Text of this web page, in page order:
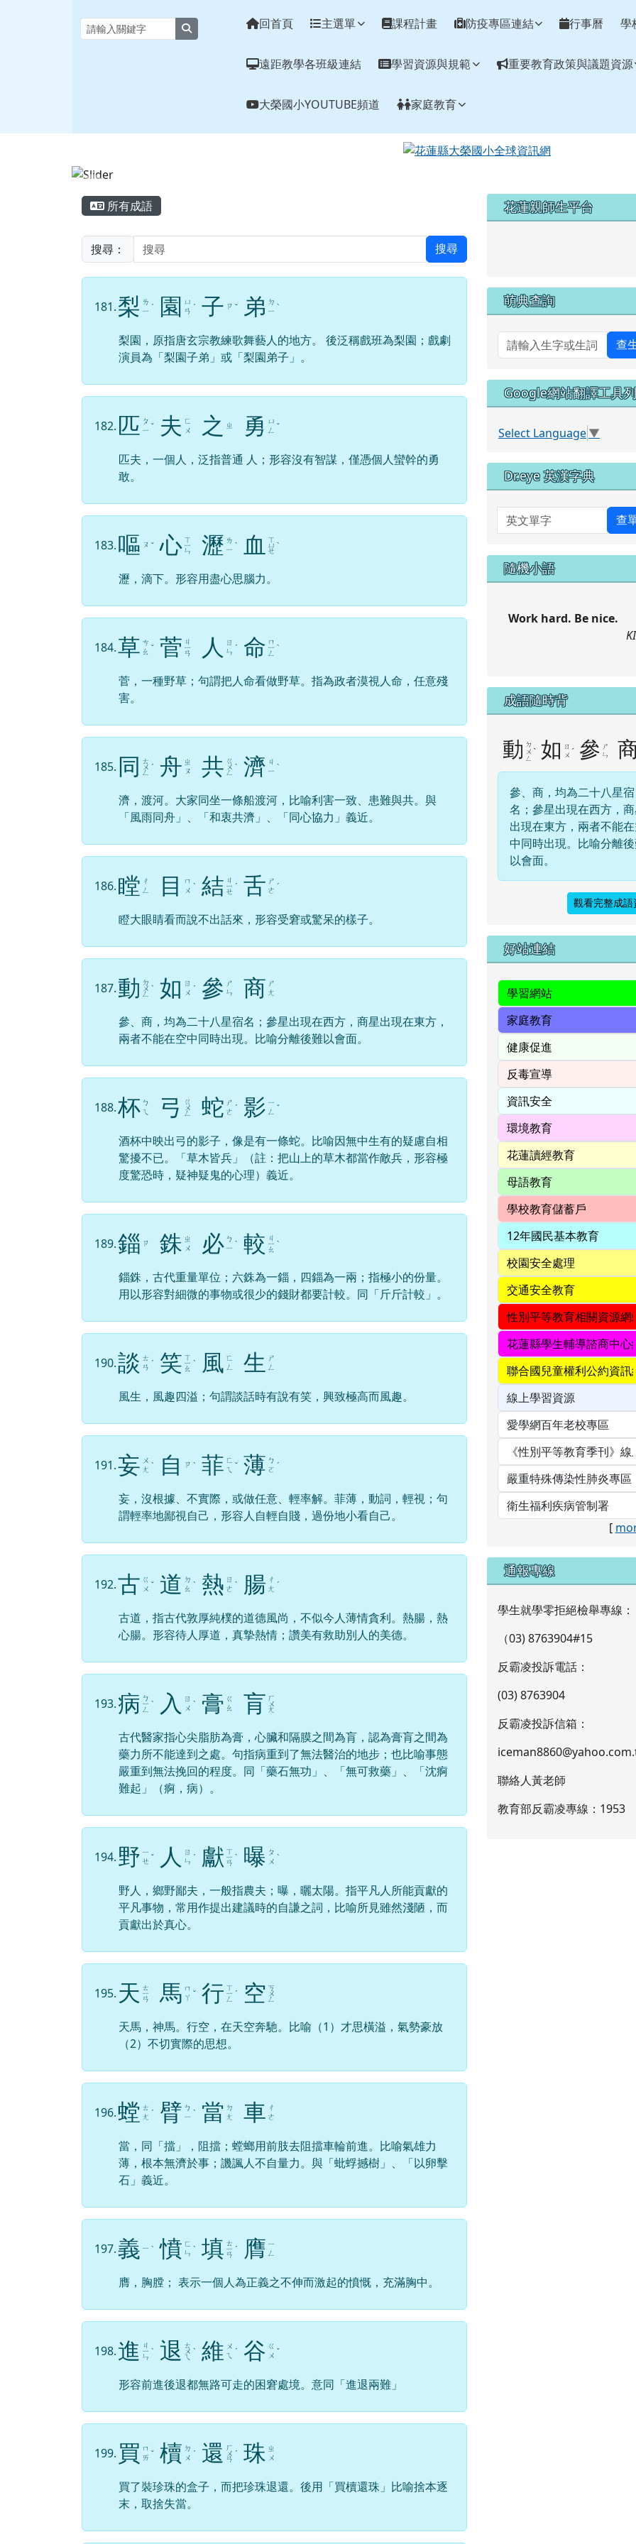
花蓮縣大榮國小全球資訊網
回首頁 主選單 課程計畫 防疫專區連結 行事曆 學
遠距教學各班級連結 學習資源與規範 重要教育政策與議題資源
大榮國小YOUTUBE頻道 家庭教育
主內容區域
所有成語
搜尋： 搜尋
181.梨 ㄌ
ㄧ ˊ 園
ㄩ
ㄢ ˊ 子 ㄗ ˇ 弟 ㄉ
ㄧ ˋ
梨園，原指唐玄宗教練歌舞藝人的地方。 後泛稱戲班為梨園；戲劇
演員為「梨園子弟」或「梨園弟子」。
182. 匹 ㄆ
ㄧ ˇ 夫 ㄈ
ㄨ
之 ㄓ 勇 ㄩ
ㄥ ˇ
匹夫，一個人，泛指普通 人；形容沒有智謀，僅憑個人蠻幹的勇
敢。
183.嘔 ㄡ ˇ 心 ㄒ
ㄧ
ㄣ 瀝 ㄌ
ㄧ ˋ 血 ㄒ
ㄩ
ㄝ
ˋ
瀝，滴下。形容用盡心思腦力。
184.草 ㄘ
ㄠ ˇ 菅 ㄐ
ㄧ
ㄢ 人
ㄖ
ㄣ ˊ 命 ㄇ
ㄧ
ㄥ
ˋ
菅，一種野草；句謂把人命看做野草。指為政者漠視人命，任意殘
害。
185. 同 ㄊ
ㄨ
ㄥ
ˊ 舟 ㄓ
ㄡ
共 ㄍ
ㄨ
ㄥ
ˋ 濟 ㄐ
ㄧ ˋ
濟，渡河。大家同坐一條船渡河，比喻利害一致、患難與共。與
「風雨同舟」、「和衷共濟」、「同心協力」義近。
186.瞠 ㄔ
ㄥ
目
ㄇ
ㄨ ˋ 結 ㄐ
ㄧ
ㄝ
ˊ 舌 ㄕ
ㄜ ˊ
瞪大眼睛看而說不出話來，形容受窘或驚呆的樣子。
187.動 ㄉ
ㄨ
ㄥ
ˋ 如 ㄖ
ㄨ ˊ 參 ㄕ
ㄣ
商 ㄕ
ㄤ
參、商，均為二十八星宿名；參星出現在西方，商星出現在東方，
兩者不能在空中同時出現。比喻分離後難以會面。
188.杯 ㄅ
ㄟ
弓 ㄍ
ㄨ
ㄥ 蛇 ㄕ
ㄜ ˊ 影 ㄧ
ㄥ ˇ
酒杯中映出弓的影子，像是有一條蛇。比喻因無中生有的疑慮自相
驚擾不已。「草木皆兵」（註：把山上的草木都當作敵兵，形容極
度驚恐時，疑神疑鬼的心理）義近。
189.錙 ㄗ 銖 ㄓ
ㄨ
必 ㄅ
ㄧ ˋ 較 ㄐ
ㄧ
ㄠ
ˋ
錙銖，古代重量單位；六銖為一錙，四錙為一兩；指極小的份量。
用以形容對細微的事物或很少的錢財都要計較。同「斤斤計較」。
190.談 ㄊ
ㄢ ˊ 笑 ㄒ
ㄧ
ㄠ
ˋ 風 ㄈ
ㄥ
生
ㄕ
ㄥ
風生，風趣四溢；句謂談話時有說有笑，興致極高而風趣。
191.妄 ㄨ
ㄤ ˋ 自 ㄗ ˋ 菲 ㄈ
ㄟ ˇ 薄 ㄅ
ㄛ ˊ
妄，沒根據、不實際，或做任意、輕率解。菲薄，動詞，輕視；句
謂輕率地鄙視自己，形容人自輕自賤，過份地小看自己。
192.古 ㄍ
ㄨ ˇ 道 ㄉ
ㄠ ˋ 熱 ㄖ
ㄜ ˋ 腸 ㄔ
ㄤ ˊ
古道，指古代敦厚純樸的道德風尚，不似今人薄情貪利。熱腸，熱
心腸。形容待人厚道，真摯熱情；讚美有救助別人的美德。
193.病 ㄅ
ㄧ
ㄥ
ˋ 入
ㄖ
ㄨ ˋ 膏 ㄍ
ㄠ
肓 ㄏ
ㄨ
ㄤ
古代醫家指心尖脂肪為膏，心臟和隔膜之間為肓，認為膏肓之間為
藥力所不能達到之處。句指病重到了無法醫治的地步；也比喻事態
嚴重到無法挽回的程度。同「藥石無功」、「無可救藥」、「沈痾
難起」（痾，病）。
194. 野 ㄧ
ㄝ ˇ 人
ㄖ
ㄣ ˊ 獻 ㄒ
ㄧ
ㄢ
ˋ 曝 ㄆ
ㄨ ˋ
野人，鄉野鄙夫，一般指農夫；曝，曬太陽。指平凡人所能貢獻的
平凡事物，常用作提出建議時的自謙之詞，比喻所見雖然淺陋，而
貢獻出於真心。
195. 天 ㄊ
ㄧ
ㄢ 馬 ㄇ
ㄚ ˇ 行 ㄒ
ㄧ
ㄥ
ˊ 空 ㄎ
ㄨ
ㄥ
天馬，神馬。行空，在天空奔馳。比喻（1）才思橫溢，氣勢豪放
（2）不切實際的思想。
196.螳 ㄊ
ㄤ ˊ 臂 ㄅ
ㄧ ˋ 當 ㄉ
ㄤ
車 ㄔ
ㄜ
當，同「擋」，阻擋；螳螂用前肢去阻擋車輪前進。比喻氣雄力
薄，根本無濟於事；譏諷人不自量力。與「蚍蜉撼樹」、「以卵擊
石」義近。
197.義 ㄧ ˋ 憤 ㄈ
ㄣ ˋ 填 ㄊ
ㄧ
ㄢ
ˊ 膺 ㄧ
ㄥ
膺，胸膛； 表示一個人為正義之不伸而激起的憤慨，充滿胸中。
198.進 ㄐ
ㄧ
ㄣ
ˋ 退 ㄊ
ㄨ
ㄟ
ˋ 維 ㄨ
ㄟ
ˊ 谷 ㄍ
ㄨ ˇ
形容前進後退都無路可走的困窘處境。意同「進退兩難」
199. 買 ㄇ
ㄞ ˇ 櫝 ㄉ
ㄨ ˊ 還 ㄏ
ㄨ
ㄢ
ˊ 珠 ㄓ
ㄨ
買了裝珍珠的盒子，而把珍珠退還。後用「買櫝還珠」比喻捨本逐
末，取捨失當。
左邊區域內容
花蓮親師生平台
萌典查詢
查
Google網站翻譯工具列
Select Language▼
Dr.eye 英漢字典
英文單字 查
隨機小語
Work hard. Be nice.
成語隨時背
動 ㄉ
ㄨ
ㄥ
ˋ 如
ㄖ
ㄨ ˊ 參 ㄕ
ㄣ
參、商，均為二十八星宿
名；參星出現在西方，
出現在東方，兩者不能
中同時出現。比喻分離
以會面。
觀看完整成語
右邊區域內容
好站連結
[
通報專線
學生就學零拒絕檢舉專線：
（03) 8763904#15
反霸凌投訴電話：
(03) 8763904
反霸凌投訴信箱：
聯絡人黃老師
教育部反霸凌專線：1953
頁尾區域